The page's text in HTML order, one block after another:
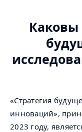
Каковы
«Стратегия
инноваций»,
2023 году,